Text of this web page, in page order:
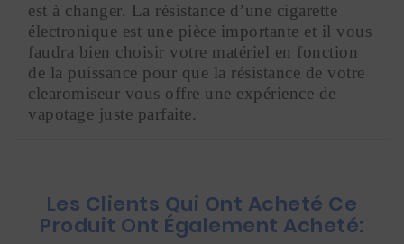
est à changer. La résistance d’une cigarette
électronique est une pièce importante et il vous
faudra bien choisir votre matériel en fonction
de la puissance pour que la résistance de votre
clearomiseur vous offre une expérience de
vapotage juste parfaite.
Les Clients Qui Ont Acheté Ce
Produit Ont Également Acheté: